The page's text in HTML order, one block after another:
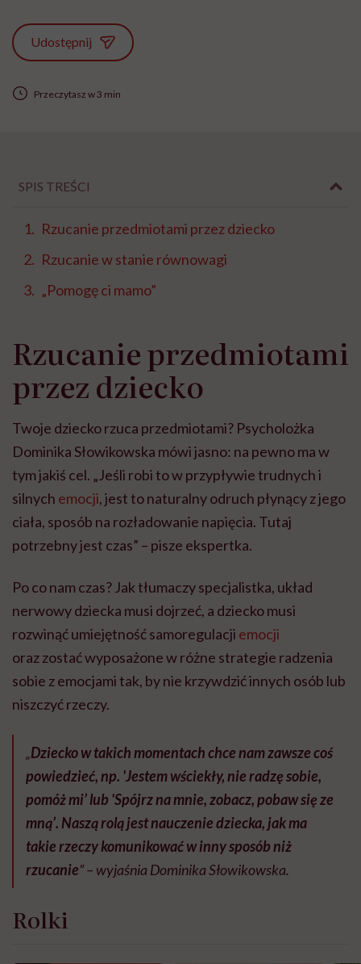
Udostępnij
Przeczytasz w 3 min
SPIS TREŚCI
Rzucanie przedmiotami przez dziecko
Rzucanie w stanie równowagi
„Pomogę ci mamo”
Rzucanie przedmiotami
przez dziecko
Twoje dziecko rzuca przedmiotami? Psycholożka
Dominika Słowikowska mówi jasno: na pewno ma w
tym jakiś cel. „Jeśli robi to w przypływie trudnych i
silnych emocji, jest to naturalny odruch płynący z jego
ciała, sposób na rozładowanie napięcia. Tutaj
potrzebny jest czas” – pisze ekspertka.
Po co nam czas? Jak tłumaczy specjalistka, układ
nerwowy dziecka musi dojrzeć, a dziecko musi
rozwinąć umiejętność samoregulacji emocji
oraz zostać wyposażone w różne strategie radzenia
sobie z emocjami tak, by nie krzywdzić innych osób lub
niszczyć rzeczy.
„Dziecko w takich momentach chce nam zawsze coś
powiedzieć, np. 'Jestem wściekły, nie radzę sobie,
pomóż mi’ lub 'Spójrz na mnie, zobacz, pobaw się ze
mną’. Naszą rolą jest nauczenie dziecka, jak ma
takie rzeczy komunikować w inny sposób niż
rzucanie” – wyjaśnia Dominika Słowikowska.
Rolki